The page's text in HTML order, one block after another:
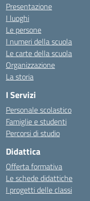
Presentazione
I luoghi
Le persone
I numeri della scuola
Le carte della scuola
Organizzazione
La storia
I Servizi
Personale scolastico
Famiglie e studenti
Percorsi di studio
Didattica
Offerta formativa
Le schede didattiche
I progetti delle classi